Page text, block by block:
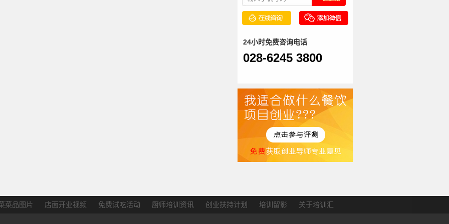
24小时免费咨询电话
028-6245 3800
菜品图片 店面开业视频 免费试吃活动 厨师培训资讯 创业扶持计划 培训留影 关于培训汇